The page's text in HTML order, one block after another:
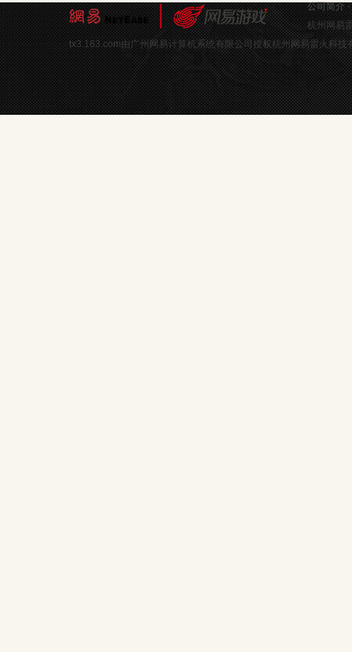
公司简介-
杭州网易
tx3.163.com由广州网易计算机系统有限公司授权杭州网易雷火科技